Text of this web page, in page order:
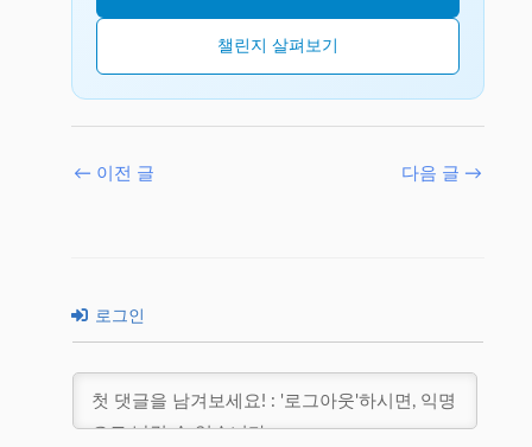
챌린지 살펴보기
← 이전 글 다음 글 →
로그인